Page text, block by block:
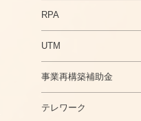
RPA
UTM
事業再構築補助金
テレワーク